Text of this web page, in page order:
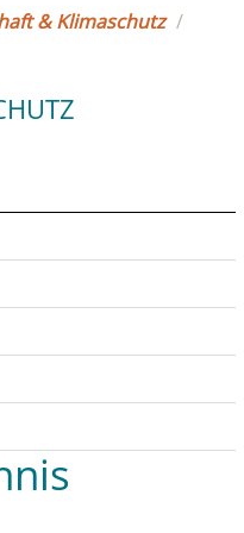
& Klimaschutz /